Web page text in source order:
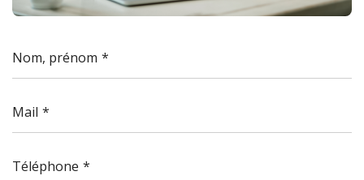
Nom, prénom
Mail
Téléphone